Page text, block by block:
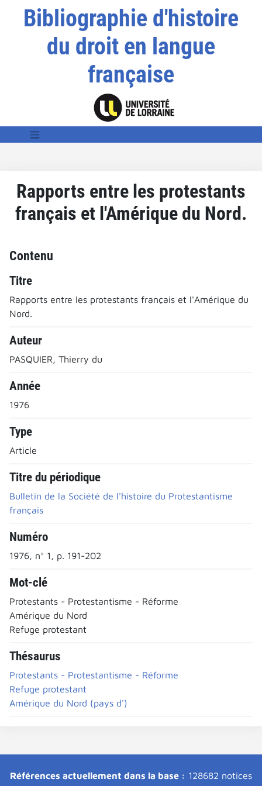
Bibliographie d'histoire
du droit en langue
française
Rapports entre les protestants
français et l'Amérique du Nord.
Contenu
Titre
Rapports entre les protestants français et l'Amérique du
Nord.
Auteur
PASQUIER, Thierry du
Année
1976
Type
Article
Titre du périodique
Bulletin de la Société de l'histoire du Protestantisme
français
Numéro
1976, n° 1, p. 191-202
Mot-clé
Protestants - Protestantisme - Réforme
Amérique du Nord
Refuge protestant
Thésaurus
Protestants - Protestantisme - Réforme
Refuge protestant
Amérique du Nord (pays d')
Références actuellement dans la base : 128682 notices